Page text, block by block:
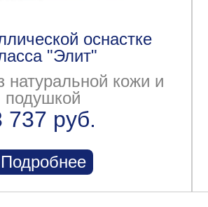
оснастке
"Элит"
натуральной кожи и
подушкой
737 руб.
Подробнее